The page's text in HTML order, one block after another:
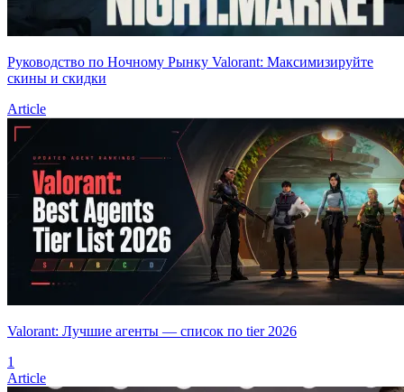
Руководство по Ночному Рынку Valorant: Максимизируйте
скины и скидки
Article
Valorant: Лучшие агенты — список по tier 2026
1
Article